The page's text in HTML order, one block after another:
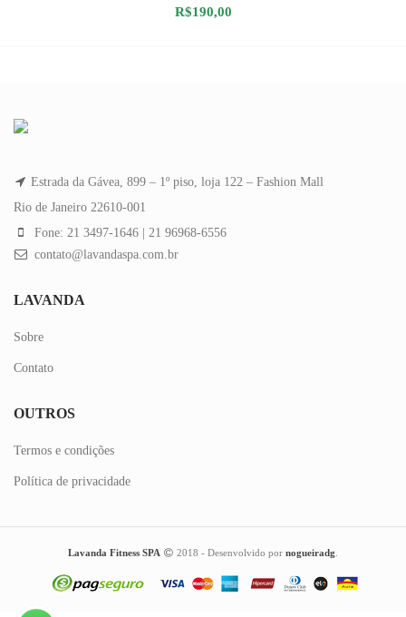
R$190,00
Estrada da Gávea, 899 – 1º piso, loja 122 – Fashion Mall
Rio de Janeiro 22610-001
Fone: 21 3497-1646 | 21 96968-6556
contato@lavandaspa.com.br
LAVANDA
Sobre
Contato
OUTROS
Termos e condições
Política de privacidade
Lavanda Fitness SPA 2018 - Desenvolvido por nogueiradg